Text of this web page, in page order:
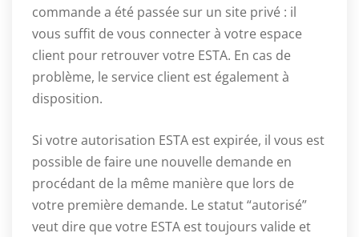
commande a été passée sur un site privé : il
vous suffit de vous connecter à votre espace
client pour retrouver votre ESTA. En cas de
problème, le service client est également à
disposition.
Si votre autorisation ESTA est expirée, il vous est
possible de faire une nouvelle demande en
procédant de la même manière que lors de
votre première demande. Le statut “autorisé”
veut dire que votre ESTA est toujours valide et